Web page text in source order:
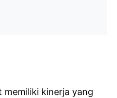
memiliki kinerja yang